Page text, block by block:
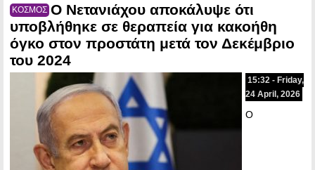
ΚΟΣΜΟΣ Ο Νετανιάχου αποκάλυψε ότι
υποβλήθηκε σε θεραπεία για κακοήθη
όγκο στον προστάτη μετά τον Δεκέμβριο
του 2024
15:32 - Friday,
24 April, 2026
Ο